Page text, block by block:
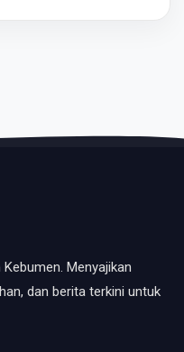
Menyajikan
dan berita terkini untuk